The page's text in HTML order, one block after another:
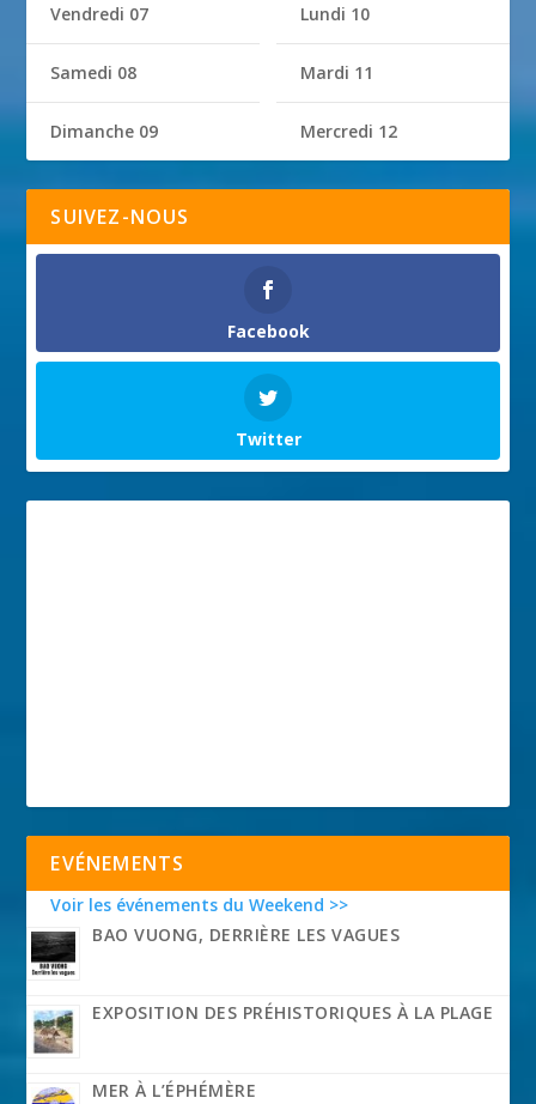
Vendredi 07
Samedi 08
Dimanche 09
Lundi 10
Mardi 11
Mercredi 12
SUIVEZ-NOUS
Facebook
Twitter
EVÉNEMENTS
Voir les événements du Weekend >>
BAO VUONG, DERRIÈRE LES VAGUES
EXPOSITION DES PRÉHISTORIQUES À LA PLAGE
MER À L’ÉPHÉMÈRE